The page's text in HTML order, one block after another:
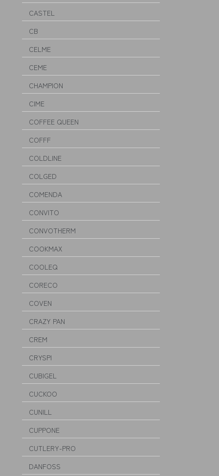
CASTEL
CB
CELME
CEME
CHAMPION
CIME
COFFEE QUEEN
COFFF
COLDLINE
COLGED
COMENDA
CONVITO
CONVOTHERM
COOKMAX
COOLEQ
CORECO
COVEN
CRAZY PAN
CREM
CRYSPI
CUBIGEL
CUCKOO
CUNILL
CUPPONE
CUTLERY-PRO
DANFOSS